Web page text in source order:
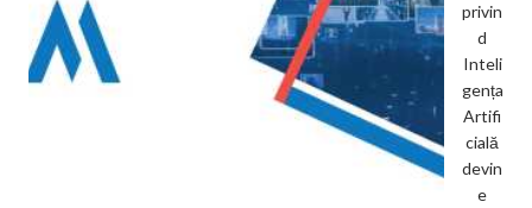
privin
d
Inteli
gența
Artifi
cială
devin
e